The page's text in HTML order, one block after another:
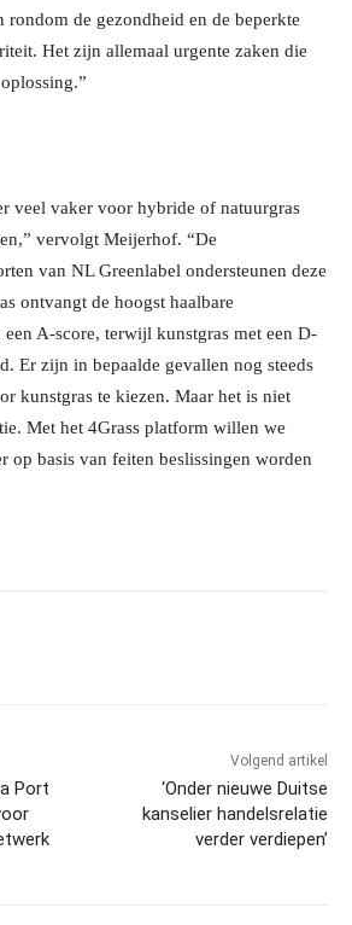
de gezondheid en de beperkte
Het zijn allemaal urgente zaken die
veel vaker voor hybride of natuurgras
vervolgt Meijerhof. “De
van NL Greenlabel ondersteunen deze
ontvangt de hoogst haalbare
A-score, terwijl kunstgras met een D-
Er zijn in bepaalde gevallen nog steeds
kunstgras te kiezen. Maar het is niet
Met het 4Grass platform willen we
op basis van feiten beslissingen worden
Port
Volgend artikel
‘Onder nieuwe Duitse
kanselier handelsrelatie
verder verdiepen’